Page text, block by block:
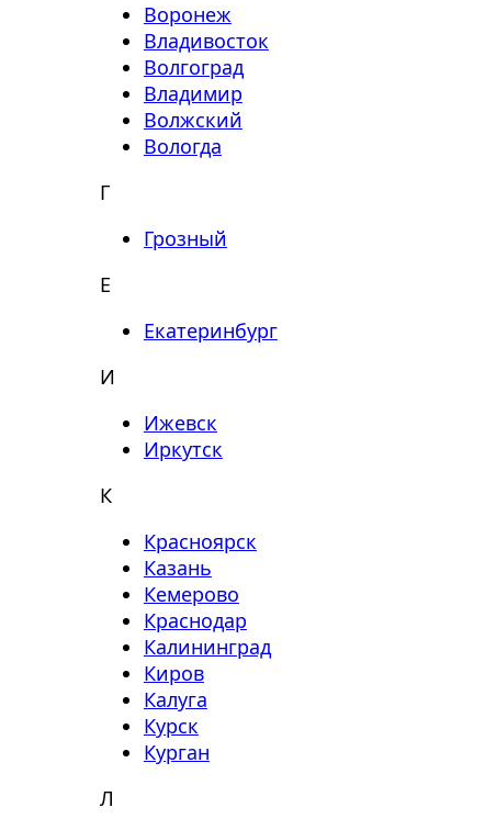
Воронеж
Владивосток
Волгоград
Владимир
Волжский
Вологда
Г
Грозный
Е
Екатеринбург
И
Ижевск
Иркутск
К
Красноярск
Казань
Кемерово
Краснодар
Калининград
Киров
Калуга
Курск
Курган
Л